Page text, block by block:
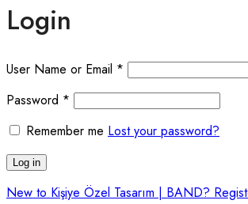
Login
User Name or Email *
Password *
Remember me Lost your password?
Log in
New to Kişiye Özel Tasarım | BAND?